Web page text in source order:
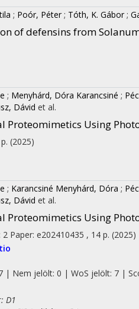
; Poór, Péter ; Tóth, K. Gábor ;
of defensins from
; Menyhárd, Dóra Karancsiné ;
Dávid et al.
Proteomimetics Using
(2025)
; Karancsiné Menyhárd, Dóra ;
Dávid et al.
Proteomimetics Using
2 Paper: e202410435 , 14 p. (2025)
| Nem jelölt: 0 | WoS jelölt: 7 |
D1